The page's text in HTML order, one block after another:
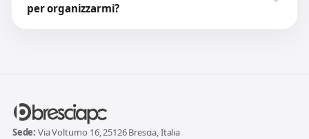
per organizzarmi?
Sede: Via Volturno 16, 25126 Brescia, Italia